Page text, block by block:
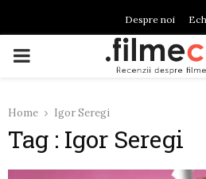
Despre noi
PRIMARY
Home Igor Seregi
Tag : Igor Seregi